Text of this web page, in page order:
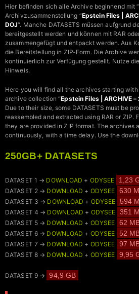
Hier befinden sich alle Archive beginnend mit
Archivzusammenstellung “Epstein Files |
DOJ“. Manche DATASETS müssen aufgrund
bereitgestellt werden und können mit RAR
zusammengefügt und entpackt werden. Aus
die Bereitstellung in ZIP-Form. Die Archive
kontinuierlich zur Verfügung gestellt. Nutze
Hinweis.
Here you will find all the archives starting with
archive collection “Epstein Files | ARCHIVE
Due to their size, some DATASETS must be
reassembled and extracted using RAR or ZIP.
they are provided in ZIP format. The archives
continuously, with a time delay. Use the
250GB+ DATASETS
DATASET 1 → DOWNLOAD + ODYSEE 1,23
DATASET 2 → DOWNLOAD + ODYSEE 630
DATASET 3 → DOWNLOAD + ODYSEE 594
DATASET 4 → DOWNLOAD + ODYSEE 351
DATASET 5 → DOWNLOAD + ODYSEE 62
DATASET 6 → DOWNLOAD + ODYSEE 52
DATASET 7 → DOWNLOAD + ODYSEE 97
DATASET 8 → DOWNLOAD + ODYSEE 9,95
DATASET 9 → 94,9 GB